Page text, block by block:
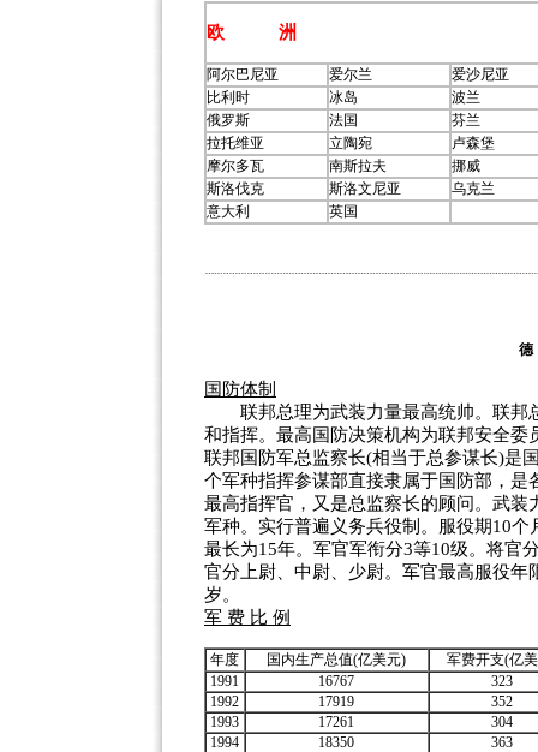
欧 洲
阿尔巴尼亚 爱尔兰
爱沙尼亚
比利时
冰岛
波兰
俄罗斯
法国
芬兰
拉托维亚
立陶宛
卢森堡
摩尔多瓦
南斯拉夫
挪威
斯洛伐克
斯洛文尼亚
乌克兰
意大利
英国
国防体制
联邦总理为武装力量最高统帅。联邦
和指挥。最高国防决策机构为联邦安全
联邦国防军总监察长(相当于总参谋长)是
个军种指挥参谋部直接隶属于国防部，
最高指挥官，又是总监察长的顾问。武
军种。实行普遍义务兵役制。服役期10
最长为15年。军官军衔分3等10级。将官
官分上尉、中尉、少尉。军官最高服役年
岁。
军 费 比 例
年度 国内生产总值(亿美元)
军费开支(亿
1991
16767
323
1992
17919
352
1993
17261
304
1994
18350
363